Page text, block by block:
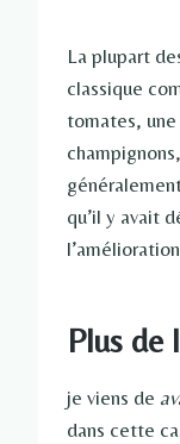
La plupart
classique
tomates,
qu’il y avait
Plus de
je viens de
dans cette